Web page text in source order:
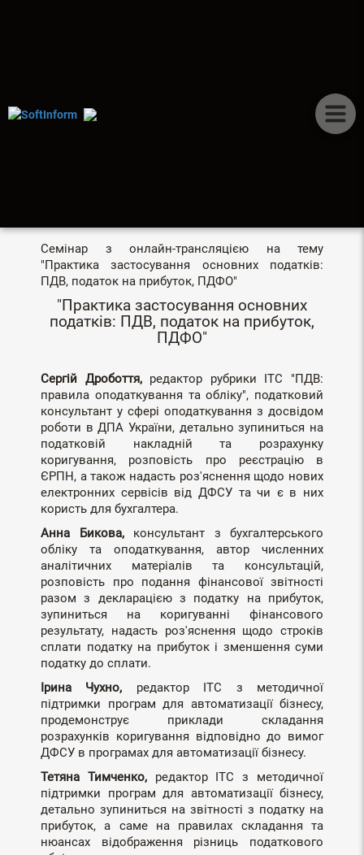
Семінар з онлайн-трансляцією на тему
"Практика застосування основних податків:
ПДВ, податок на прибуток, ПДФО"
"Практика застосування основних
податків: ПДВ, податок на прибуток,
ПДФО"
Сергій Дробоття,редактор рубрики ІТС "ПДВ:
правила оподаткування та обліку", податковий
консультант у сфері оподаткування з досвідом
роботи в ДПА України, детально зупиниться на
податковій накладній та розрахунку
коригування, розповість про реєстрацію в
ЄРПН, а також надасть роз'яснення щодо нових
електронних сервісів від ДФСУ та чи є в них
користь для бухгалтера.
Анна Бикова,консультант з бухгалтерського
обліку та оподаткування, автор численних
аналітичних матеріалів та консультацій,
розповість про подання фінансової звітності
разом з декларацією з податку на прибуток,
зупиниться на коригуванні фінансового
результату, надасть роз'яснення щодо строків
сплати податку на прибуток і зменшення суми
податку до сплати.
Ірина Чухно, редактор ІТС з методичної
підтримки програм для автоматизації бізнесу,
продемонструє приклади складання
розрахунків коригування відповідно до вимог
ДФСУ в програмах для автоматизації бізнесу.
Тетяна Тимченко,редактор ІТС з методичної
підтримки програм для автоматизації бізнесу,
детально зупиниться на звітності з податку на
прибуток, а саме на правилах складання та
нюансах відображення різниць податкового